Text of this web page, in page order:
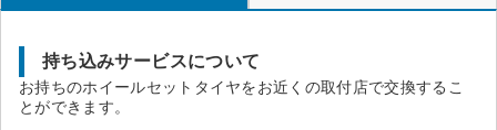
持ち込みサービスについて
お持ちのホイールセットタイヤをお近くの取付店で交換するこ
とができます。